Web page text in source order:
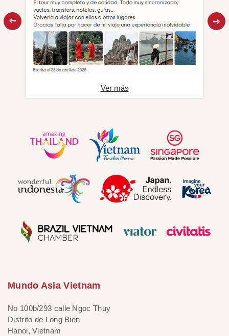
Ver más
Mundo Asia Vietnam
No 100b/293 calle Ngoc Thuy
Distrito de Long Bien
Hanoi, Vietnam